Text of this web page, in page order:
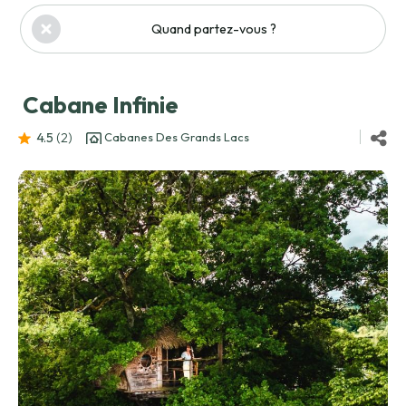
Quand partez-vous ?
Cabane Infinie
4.5 (2) Cabanes Des Grands Lacs